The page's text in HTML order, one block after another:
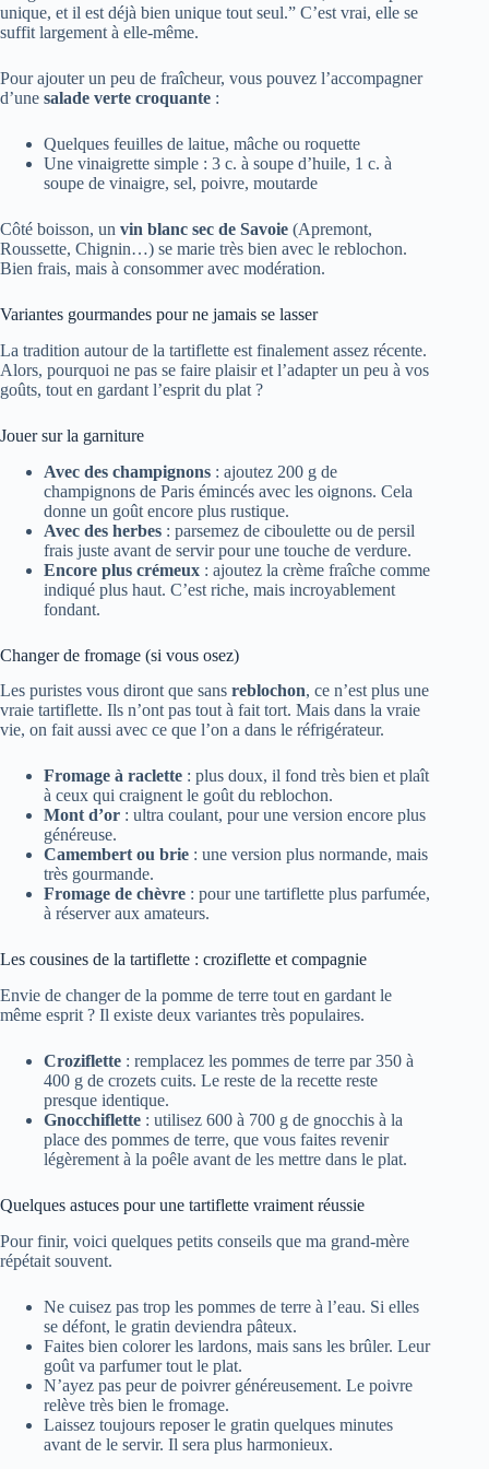
unique, et il est déjà bien unique tout seul.” C’est vrai, elle se
suffit largement à elle-même.
Pour ajouter un peu de fraîcheur, vous pouvez l’accompagner
d’une salade verte croquante :
Quelques feuilles de laitue, mâche ou roquette
Une vinaigrette simple : 3 c. à soupe d’huile, 1 c. à
soupe de vinaigre, sel, poivre, moutarde
Côté boisson, un vin blanc sec de Savoie (Apremont,
Roussette, Chignin…) se marie très bien avec le reblochon.
Bien frais, mais à consommer avec modération.
Variantes gourmandes pour ne jamais se lasser
La tradition autour de la tartiflette est finalement assez récente.
Alors, pourquoi ne pas se faire plaisir et l’adapter un peu à vos
goûts, tout en gardant l’esprit du plat ?
Jouer sur la garniture
Avec des champignons : ajoutez 200 g de
champignons de Paris émincés avec les oignons. Cela
donne un goût encore plus rustique.
Avec des herbes : parsemez de ciboulette ou de persil
frais juste avant de servir pour une touche de verdure.
Encore plus crémeux : ajoutez la crème fraîche comme
indiqué plus haut. C’est riche, mais incroyablement
fondant.
Changer de fromage (si vous osez)
Les puristes vous diront que sans reblochon, ce n’est plus une
vraie tartiflette. Ils n’ont pas tout à fait tort. Mais dans la vraie
vie, on fait aussi avec ce que l’on a dans le réfrigérateur.
Fromage à raclette : plus doux, il fond très bien et plaît
à ceux qui craignent le goût du reblochon.
Mont d’or : ultra coulant, pour une version encore plus
généreuse.
Camembert ou brie : une version plus normande, mais
très gourmande.
Fromage de chèvre : pour une tartiflette plus parfumée,
à réserver aux amateurs.
Les cousines de la tartiflette : croziflette et compagnie
Envie de changer de la pomme de terre tout en gardant le
même esprit ? Il existe deux variantes très populaires.
Croziflette : remplacez les pommes de terre par 350 à
400 g de crozets cuits. Le reste de la recette reste
presque identique.
Gnocchiflette : utilisez 600 à 700 g de gnocchis à la
place des pommes de terre, que vous faites revenir
légèrement à la poêle avant de les mettre dans le plat.
Quelques astuces pour une tartiflette vraiment réussie
Pour finir, voici quelques petits conseils que ma grand-mère
répétait souvent.
Ne cuisez pas trop les pommes de terre à l’eau. Si elles
se défont, le gratin deviendra pâteux.
Faites bien colorer les lardons, mais sans les brûler. Leur
goût va parfumer tout le plat.
N’ayez pas peur de poivrer généreusement. Le poivre
relève très bien le fromage.
Laissez toujours reposer le gratin quelques minutes
avant de le servir. Il sera plus harmonieux.